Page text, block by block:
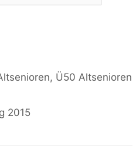
, Ü50 Altsenioren
2015